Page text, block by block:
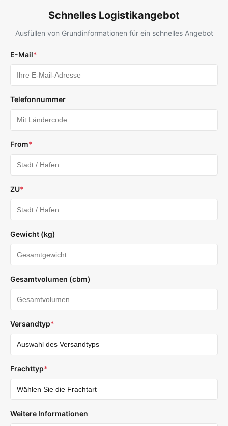
Schnelles Logistikangebot
Ausfüllen von Grundinformationen für ein schnelles Angebot
E-Mail*
Telefonnummer
From*
ZU*
Gewicht (kg)
Gesamtvolumen (cbm)
Versandtyp*
Frachttyp*
Weitere Informationen